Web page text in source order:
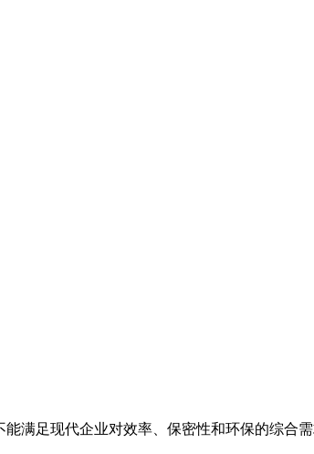
满足现代企业对效率、保密性和环保的综合